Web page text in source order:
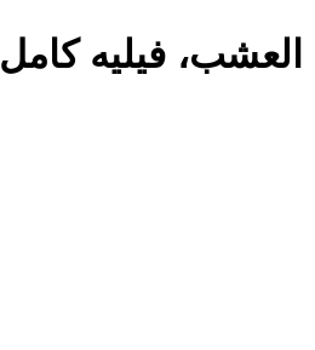
فيليه كامل 1.8 كجم